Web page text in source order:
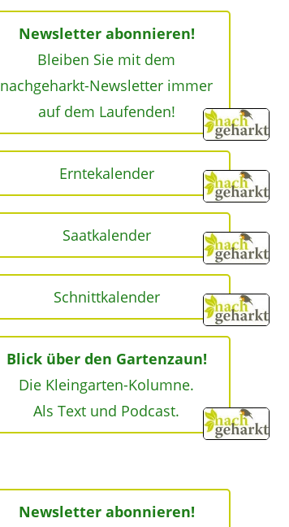
Newsletter abonnieren!
Bleiben Sie mit dem
nachgeharkt-Newsletter immer
auf dem Laufenden!
Erntekalender
Saatkalender
Schnittkalender
Blick über den Gartenzaun!
Die Kleingarten-Kolumne.
Als Text und Podcast.
Newsletter abonnieren!